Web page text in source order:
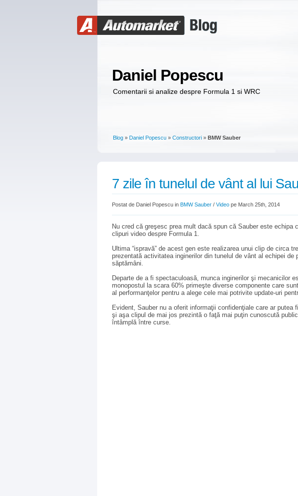
Daniel Popescu
Comentarii si analize despre Formula 1 si WRC
Blog » Daniel Popescu » Constructori » BMW Sauber
7 zile în tunelul de vânt al lui
Postat de Daniel Popescu in BMW Sauber / Video pe March 25th, 2014
Nu cred că greşesc prea mult dacă spun că Sauber este echipa
clipuri video despre Formula 1.
Ultima “ispravă” de acest gen este realizarea unui clip de circa
prezentată activitatea inginerilor din tunelul de vânt al echipei de
săptămâni.
Departe de a fi spectaculoasă, munca inginerilor şi mecanicilor
monopostul la scara 60% primeşte diverse componente care
al performanţelor pentru a alege cele mai potrivite update-uri
Evident, Sauber nu a oferit informaţii confidenţiale care ar putea
şi aşa clipul de mai jos prezintă o faţă mai puţin cunoscută
întâmplă între curse.